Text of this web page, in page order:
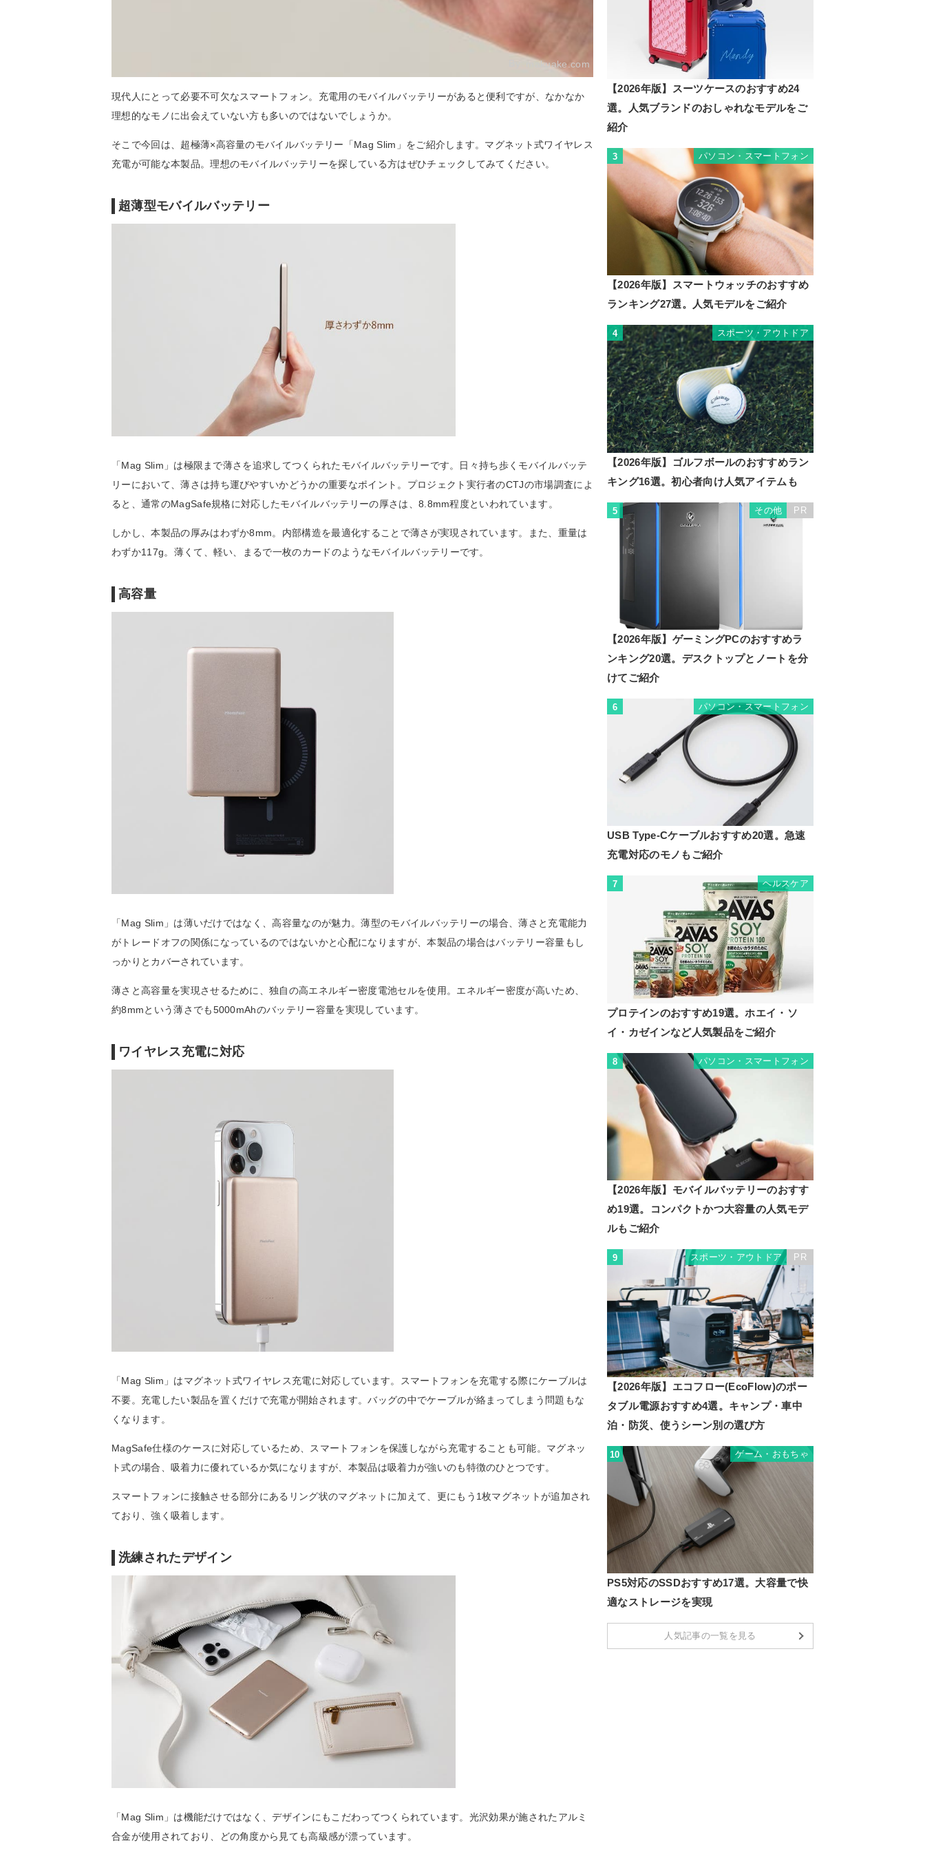
makuake.com
現代人にとって必要不可欠なスマートフォン。充電用のモバイルバッテリーがあると便利ですが、なかなか
理想的なモノに出会えていない方も多いのではないでしょうか。
そこで今回は、超極薄×高容量のモバイルバッテリー「Mag Slim」をご紹介します。マグネット式ワイヤレス
充電が可能な本製品。理想のモバイルバッテリーを探している方はぜひチェックしてみてください。
超薄型モバイルバッテリー
「Mag Slim」は極限まで薄さを追求してつくられたモバイルバッテリーです。日々持ち歩くモバイルバッテ
リーにおいて、薄さは持ち運びやすいかどうかの重要なポイント。プロジェクト実行者のCTJの市場調査によ
ると、通常のMagSafe規格に対応したモバイルバッテリーの厚さは、8.8mm程度といわれています。
しかし、本製品の厚みはわずか8mm。内部構造を最適化することで薄さが実現されています。また、重量は
わずか117g。薄くて、軽い、まるで一枚のカードのようなモバイルバッテリーです。
高容量
「Mag Slim」は薄いだけではなく、高容量なのが魅力。薄型のモバイルバッテリーの場合、薄さと充電能力
がトレードオフの関係になっているのではないかと心配になりますが、本製品の場合はバッテリー容量もし
っかりとカバーされています。
薄さと高容量を実現させるために、独自の高エネルギー密度電池セルを使用。エネルギー密度が高いため、
約8mmという薄さでも5000mAhのバッテリー容量を実現しています。
ワイヤレス充電に対応
「Mag Slim」はマグネット式ワイヤレス充電に対応しています。スマートフォンを充電する際にケーブルは
不要。充電したい製品を置くだけで充電が開始されます。バッグの中でケーブルが絡まってしまう問題もな
くなります。
MagSafe仕様のケースに対応しているため、スマートフォンを保護しながら充電することも可能。マグネッ
ト式の場合、吸着力に優れているか気になりますが、本製品は吸着力が強いのも特徴のひとつです。
スマートフォンに接触させる部分にあるリング状のマグネットに加えて、更にもう1枚マグネットが追加され
ており、強く吸着します。
洗練されたデザイン
「Mag Slim」は機能だけではなく、デザインにもこだわってつくられています。光沢効果が施されたアルミ
合金が使用されており、どの角度から見ても高級感が漂っています。
【2026年版】スーツケースのおすすめ24
選。人気ブランドのおしゃれなモデルをご
紹介
3 パソコン・スマートフォン
【2026年版】スマートウォッチのおすすめ
ランキング27選。人気モデルをご紹介
4 スポーツ・アウトドア
【2026年版】ゴルフボールのおすすめラン
キング16選。初心者向け人気アイテムも
5 その他 PR
【2026年版】ゲーミングPCのおすすめラ
ンキング20選。デスクトップとノートを分
けてご紹介
6 パソコン・スマートフォン
USB Type-Cケーブルおすすめ20選。急速
充電対応のモノもご紹介
7 ヘルスケア
プロテインのおすすめ19選。ホエイ・ソ
イ・カゼインなど人気製品をご紹介
8 パソコン・スマートフォン
【2026年版】モバイルバッテリーのおすす
め19選。コンパクトかつ大容量の人気モデ
ルもご紹介
9 スポーツ・アウトドア PR
【2026年版】エコフロー(EcoFlow)のポー
タブル電源おすすめ4選。キャンプ・車中
泊・防災、使うシーン別の選び方
10 ゲーム・おもちゃ
PS5対応のSSDおすすめ17選。大容量で快
適なストレージを実現
人気記事の一覧を見る